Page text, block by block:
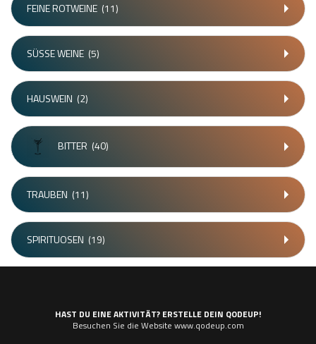
FEINE ROTWEINE (11)
SÜSSE WEINE (5)
HAUSWEIN (2)
BITTER (40)
TRAUBEN (11)
SPIRITUOSEN (19)
HAST DU EINE AKTIVITÄT? ERSTELLE DEIN QODEUP!
Besuchen Sie die Website www.qodeup.com